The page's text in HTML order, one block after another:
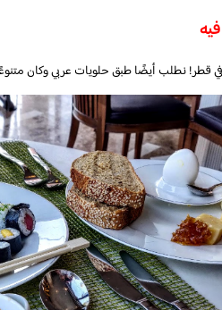
قطر! نطلب أيضًا طبق حلويات عربي وكان متنوعًا